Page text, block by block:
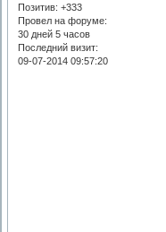
Позитив: +333
Провел на форуме:
30 дней 5 часов
Последний визит:
09-07-2014 09:57:20